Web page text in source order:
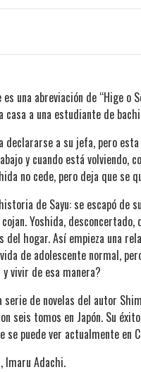
una abreviación de “Hige
casa a una estudiante de
a su jefa, pero
y cuando está volviendo,
no cede, pero deja que se
de Sayu: se escapó de
Yoshida,
del hogar. Así empieza una
de adolescente normal,
vivir de esa manera?
serie de novelas del autor
seis tomos en Japón. Su
se puede ver actualmente en
Imaru Adachi.